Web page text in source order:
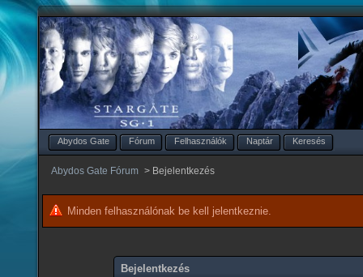
Abydos Gate Fórum Felhasználók Naptár Keresés
Abydos Gate Fórum > Bejelentkezés
Minden felhasználónak be kell jelentkeznie.
Bejelentkezés